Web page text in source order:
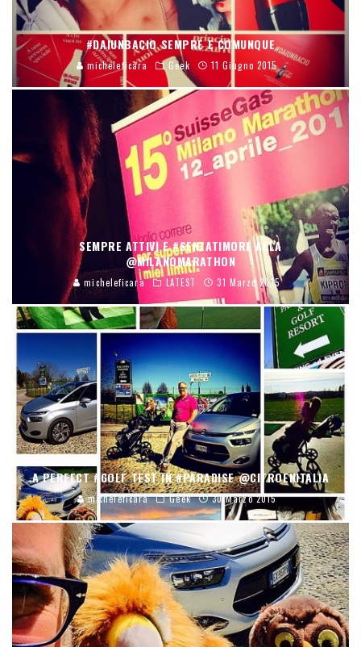
#DAIUNBACIO SEMPRE E COMUNQUE
micheleficara Geek 11 Giugno 2015
SEMPRE ATTIVI E #SENZATIMORE ALLA
@MILANOMARATHON
micheleficara LATEST 31 Marzo 2015
A PERFECT #GOLF TEST IN #PARADISE @CITROENITALIA
micheleficara Geek 30 Marzo 2015